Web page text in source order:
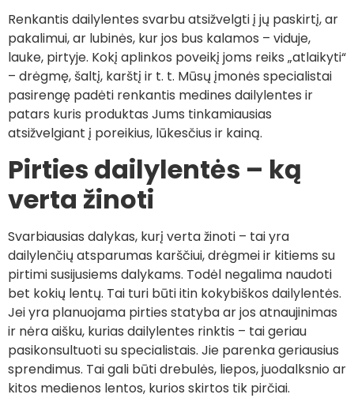
Renkantis dailylentes svarbu atsižvelgti į jų paskirtį, ar
pakalimui, ar lubinės, kur jos bus kalamos – viduje,
lauke, pirtyje. Kokį aplinkos poveikį joms reiks „atlaikyti“
– drėgmę, šaltį, karštį ir t. t. Mūsų įmonės specialistai
pasirengę padėti renkantis medines dailylentes ir
patars kuris produktas Jums tinkamiausias
atsižvelgiant į poreikius, lūkesčius ir kainą.
Pirties dailylentės – ką
verta žinoti
Svarbiausias dalykas, kurį verta žinoti – tai yra
dailylenčių atsparumas karščiui, drėgmei ir kitiems su
pirtimi susijusiems dalykams. Todėl negalima naudoti
bet kokių lentų. Tai turi būti itin kokybiškos dailylentės.
Jei yra planuojama pirties statyba ar jos atnaujinimas
ir nėra aišku, kurias dailylentes rinktis – tai geriau
pasikonsultuoti su specialistais. Jie parenka geriausius
sprendimus. Tai gali būti drebulės, liepos, juodalksnio ar
kitos medienos lentos, kurios skirtos tik pirčiai.